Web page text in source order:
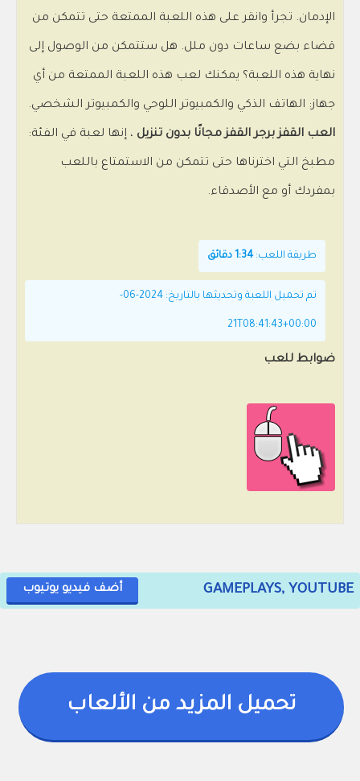
الإدمان. تجرأ وانقر على هذه اللعبة الممتعة حتى تتمكن من
قضاء بضع ساعات دون ملل. هل ستتمكن من الوصول إلى
نهاية هذه اللعبة؟ يمكنك لعب هذه اللعبة الممتعة من أي
جهاز: الهاتف الذكي والكمبيوتر اللوحي والكمبيوتر الشخصي.
العب القفز برجر القفز مجانًا بدون تنزيل ، إنها لعبة في الفئة:
مطبخ التي اخترناها حتى تتمكن من الاستمتاع باللعب
بمفردك أو مع الأصدقاء.
طريقة اللعب:1:34 دقائق
تم تحميل اللعبة وتحديثها بالتاريخ: 2024-06-
21T08:41:43+00:00
ضوابط للعب
GAMEPLAYS, YOUTUBE أضف فيديو يوتيوب
تحميل المزيد من الألعاب